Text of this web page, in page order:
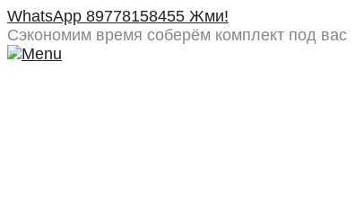
WhatsApp 89778158455 Жми!
Сэкономим время соберём комплект под вас